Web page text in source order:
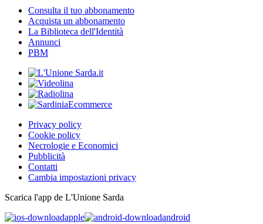
Consulta il tuo abbonamento
Acquista un abbonamento
La Biblioteca dell'Identità
Annunci
PBM
Privacy policy
Cookie policy
Necrologie e Economici
Pubblicità
Contatti
Cambia impostazioni privacy
Scarica l'app de L'Unione Sarda
apple
android